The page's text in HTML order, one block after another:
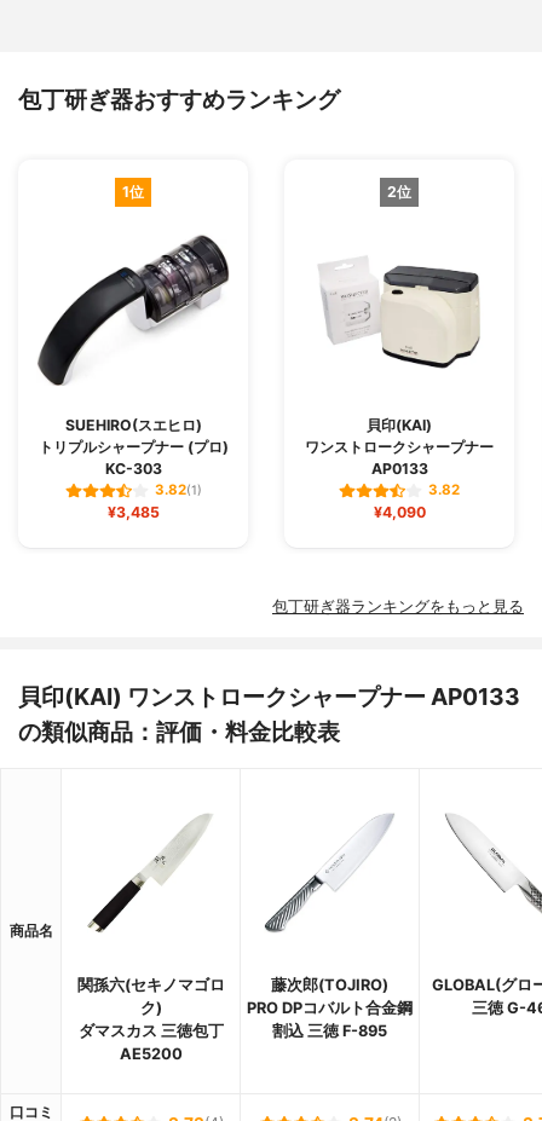
包丁研ぎ器おすすめランキング
1位
SUEHIRO(スエヒロ)
トリプルシャープナー (プロ)
KC-303
3.82(1)
¥3,485
2位
貝印(KAI)
ワンストロークシャープナー
AP0133
3.82
¥4,090
包丁研ぎ器ランキングをもっと見る
貝印(KAI) ワンストロークシャープナー AP0133
の類似商品：評価・料金比較表
商品名
関孫六(セキノマゴロ
ク)
ダマスカス 三徳包丁
AE5200
藤次郎(TOJIRO)
PRO DPコバルト合金鋼
割込 三徳 F-895
GLOBAL(グロ
三徳 G-
口コミ